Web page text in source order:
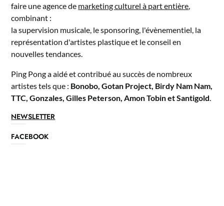
faire une agence de marketing culturel à part entière
combinant :
la supervision musicale, le sponsoring, l'évènementiel, la
représentation d'artistes plastique et le conseil en
nouvelles tendances.
Ping Pong a aidé et contribué au succès de nombreux
artistes tels que : Bonobo, Gotan Project, Birdy Nam Nam,
TTC, Gonzales, Gilles Peterson, Amon Tobin et Santigold
NEWSLETTER
FACEBOOK